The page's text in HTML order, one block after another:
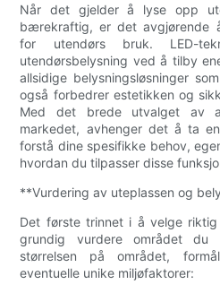
Når det gjelder å lyse opp
bærekraftig, er det avgjørende
for utendørs bruk. LED-
utendørsbelysning ved å tilby
allsidige belysningsløsninger
også forbedrer estetikken og
Med det brede utvalget av
markedet, avhenger det å ta
forstå dine spesifikke behov,
hvordan du tilpasser disse
**Vurdering av uteplassen og
Det første trinnet i å velge
grundig vurdere området du
størrelsen på området,
eventuelle unike miljøfaktorer: